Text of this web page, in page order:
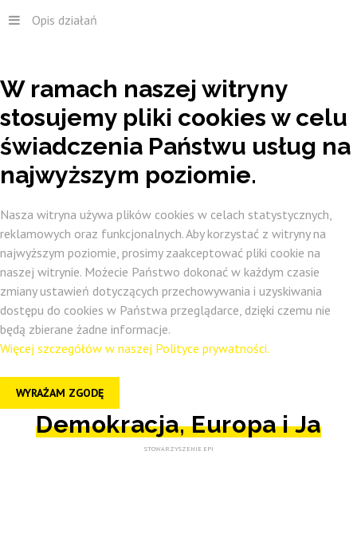
W ramach naszej witryny
stosujemy pliki cookies w celu
świadczenia Państwu usług na
najwyższym poziomie.
Nasza witryna używa plików cookies w celach statystycznych,
reklamowych oraz funkcjonalnych. Aby korzystać z witryny na
najwyższym poziomie, prosimy zaakceptować pliki cookie na
naszej witrynie. Możecie Państwo dokonać w każdym czasie
zmiany ustawień dotyczących przechowywania i uzyskiwania
dostępu do cookies w Państwa przeglądarce, dzięki czemu nie
będą zbierane żadne informacje.
Więcej szczegółów w naszej Polityce prywatności.
WYRAŻAM ZGODĘ
Demokracja, Europa i Ja
STOWARZYSZENIE EPI
Opis działań